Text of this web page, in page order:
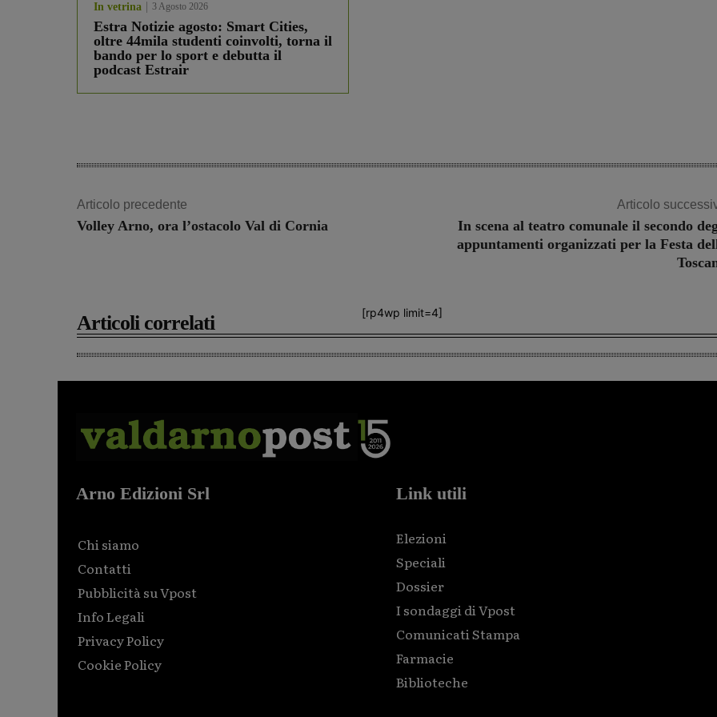
In vetrina 3 Agosto 2026
Estra Notizie agosto: Smart Cities,
oltre 44mila studenti coinvolti, torna il
bando per lo sport e debutta il
podcast Estrair
Articolo precedente
Volley Arno, ora l’ostacolo Val di Cornia
Articolo
In scena al teatro comunale il secondo
appuntamenti organizzati per la Festa
[rp4wp limit=4]
Articoli correlati
Arno Edizioni Srl
Chi siamo
Contatti
Pubblicità su Vpost
Info Legali
Privacy Policy
Cookie Policy
Link utili
Elezioni
Speciali
Dossier
I sondaggi di Vpost
Comunicati Stampa
Farmacie
Biblioteche